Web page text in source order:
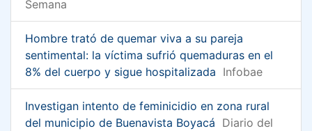
Semana
Hombre trató de quemar viva a su pareja
sentimental: la víctima sufrió quemaduras en el
8% del cuerpo y sigue hospitalizada Infobae
Investigan intento de feminicidio en zona rural
del municipio de Buenavista Boyacá Diario del